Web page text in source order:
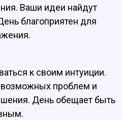
Ваши идеи найдут
благоприятен для
к своим интуиции.
проблем и
День обещает быть